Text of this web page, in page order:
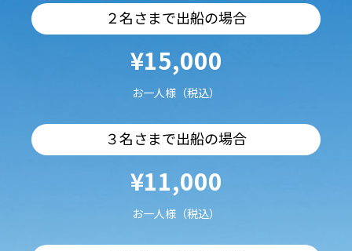
２名さまで出船の場合
¥15,000
お一人様（税込）
３名さまで出船の場合
¥11,000
お一人様（税込）